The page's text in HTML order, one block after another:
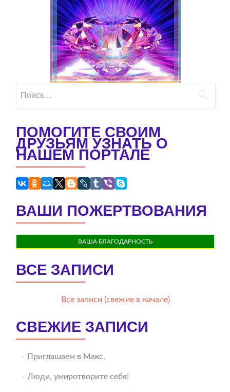
ПОМОГИТЕ СВОИМ
ДРУЗЬЯМ УЗНАТЬ О
НАШЕМ ПОРТАЛЕ
ВАШИ ПОЖЕРТВОВАНИЯ
ВАША БЛАГОДАРНОСТЬ
ВСЕ ЗАПИСИ
Все записи (свежие в начале)
СВЕЖИЕ ЗАПИСИ
Приглашаем в Макс.
Люди, умиротворите себя!